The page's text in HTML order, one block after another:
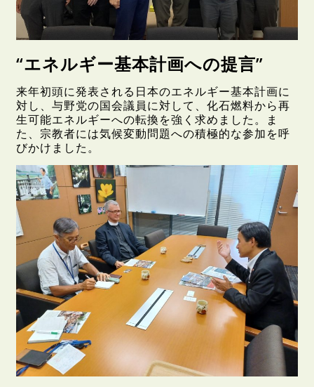
“エネルギー基本計画への提言”
来年初頭に発表される日本のエネルギー基本計画に
対し、与野党の国会議員に対して、化石燃料から再
生可能エネルギーへの転換を強く求めました。ま
た、宗教者には気候変動問題への積極的な参加を呼
びかけました。